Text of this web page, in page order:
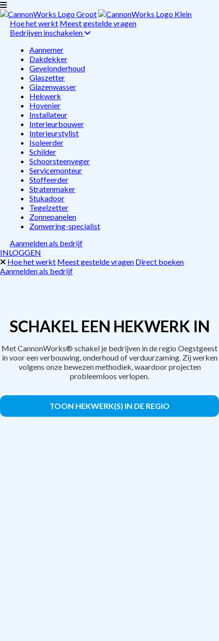
Hoe het werkt Meest gestelde vragen
Bedrijven inschakelen
Aannemer
Dakdekker
Gevelonderhoud
Glaszetter
Glazenwasser
Hekwerk
Hovenier
Installateur
Interieurbouwer
Interieurstylist
Isoleerder
Schilder
Schoorsteenveger
Servicemonteur
Stoffeerder
Stratenmaker
Stukadoor
Tegelzetter
Zonnepanelen
Zonwering-specialist
Aanmelden als bedrijf
INLOGGEN
Hoe het werkt Meest gestelde vragen Direct boeken
Aanmelden als bedrijf
SCHAKEL EEN HEKWERK IN
Met CannonWorks® schakel je bedrijven in de regio Oegstgeest
in voor een verbouwing, onderhoud of verduurzaming. Zij werken
volgens onze bewezen methodiek, waardoor projecten
probleemloos verlopen.
TOON HEKWERK(S) IN DE REGIO